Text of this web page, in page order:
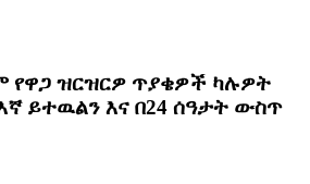
የዋጋ ዝርዝርዎ ጥያቄዎች ካሉዎት
ይተዉልን እና በ24 ሰዓታት ውስጥ